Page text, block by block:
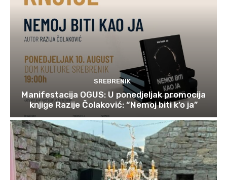
SREBRENIK
Manifestacija OGUS: U ponedjeljak promocija
knjige Razije Čolaković: “Nemoj biti k’o ja”